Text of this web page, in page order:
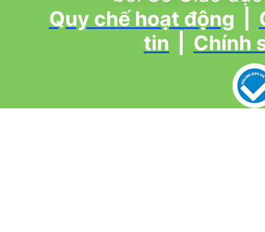
Quy chế hoạt động
tin
Chính